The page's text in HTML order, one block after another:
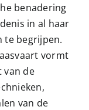
benadering
in al haar
te begrijpen.
vormt
van de
van de